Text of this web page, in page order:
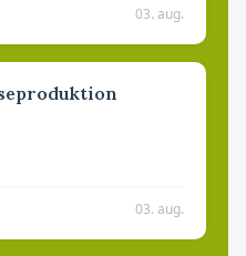
03. aug.
03. aug.